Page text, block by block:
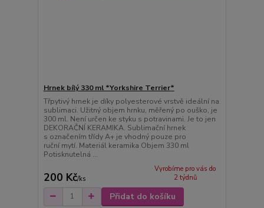
Hrnek bílý 330 ml *Yorkshire Terrier*
Třpytivý hrnek je díky polyesterové vrstvě ideální na
sublimaci. Užitný objem hrnku, měřený po ouško, je
300 ml. Není určen ke styku s potravinami. Je to jen
DEKORAČNÍ KERAMIKA. Sublimační hrnek
s označením třídy A+ je vhodný pouze pro
ruční mytí. Materiál keramika Objem 330 ml
Potisknutelná ...
200 Kč/ks
Vyrobíme pro vás do
2 týdnů
Přidat do košíku